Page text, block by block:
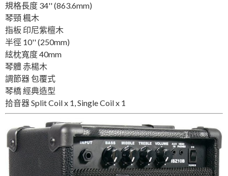
規格長度 34'' (863.6mm)
琴頸楓木
指板 印尼紫檀木
半徑 10'' (250mm)
絃枕寬度40mm
琴體 赤楊木
調節器包覆式
琴橋經典造型
拾音器Split Coil x 1, Single Coil x 1